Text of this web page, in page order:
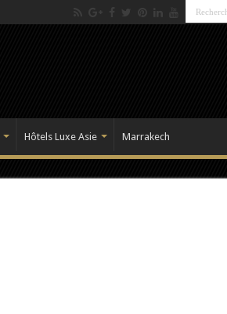
Hôtels Luxe Asie Marrakech